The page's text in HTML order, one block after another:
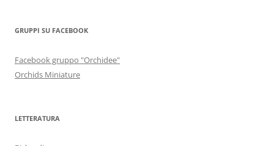
GRUPPI SU FACEBOOK
Facebook gruppo "Orchidee"
Orchids Miniature
LETTERATURA